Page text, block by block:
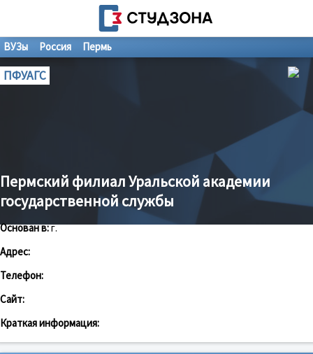
ВУЗы Россия Пермь
ПФУАГС
Пермский филиал Уральской академии
государственной службы
Основан в:г.
Адрес:
Телефон:
Сайт:
Краткая информация: